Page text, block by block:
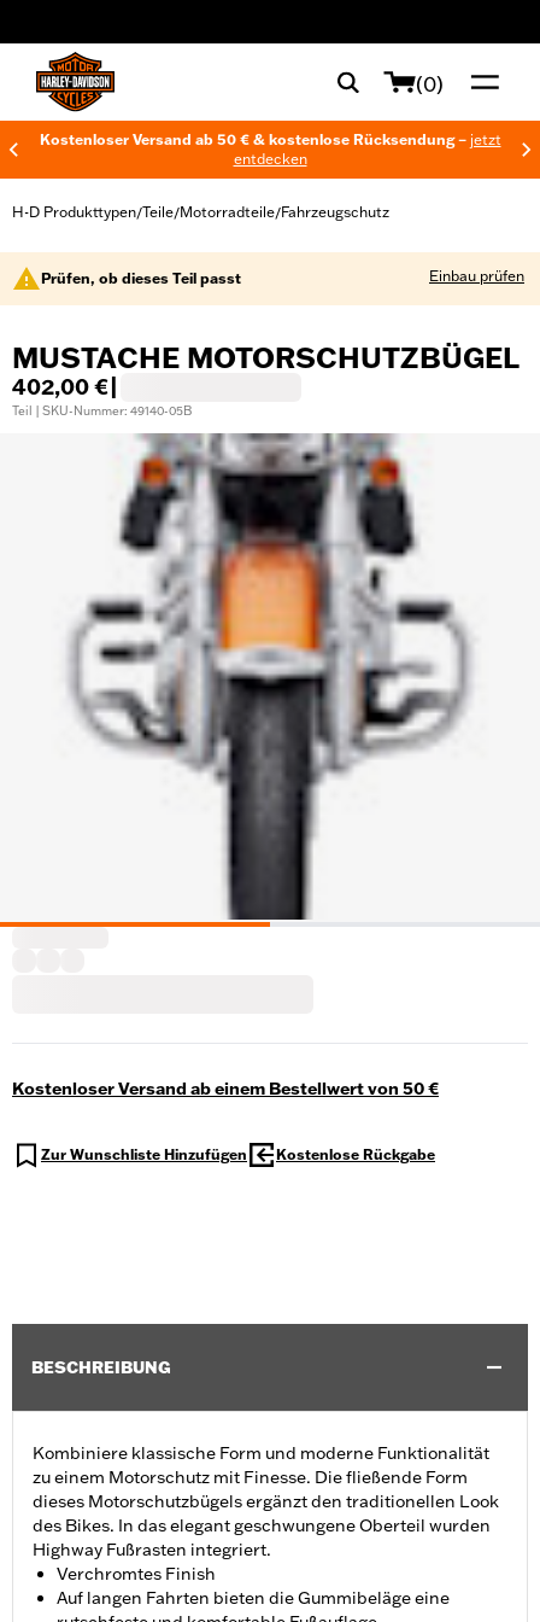
(0)
Kostenloser Versand ab 50 € & kostenlose Rücksendung – jetzt
entdecken
H-D Produkttypen/Teile/Motorradteile/Fahrzeugschutz
Prüfen, ob dieses Teil passt Einbau prüfen
MUSTACHE MOTORSCHUTZBÜGEL
402,00 €
Teil | SKU-Nummer: 49140-05B
Kostenloser Versand ab einem Bestellwert von 50 €
Zur Wunschliste Hinzufügen Kostenlose Rückgabe
BESCHREIBUNG
Kombiniere klassische Form und moderne Funktionalität
zu einem Motorschutz mit Finesse. Die fließende Form
dieses Motorschutzbügels ergänzt den traditionellen Look
des Bikes. In das elegant geschwungene Oberteil wurden
Highway Fußrasten integriert.
Verchromtes Finish
Auf langen Fahrten bieten die Gummibeläge eine